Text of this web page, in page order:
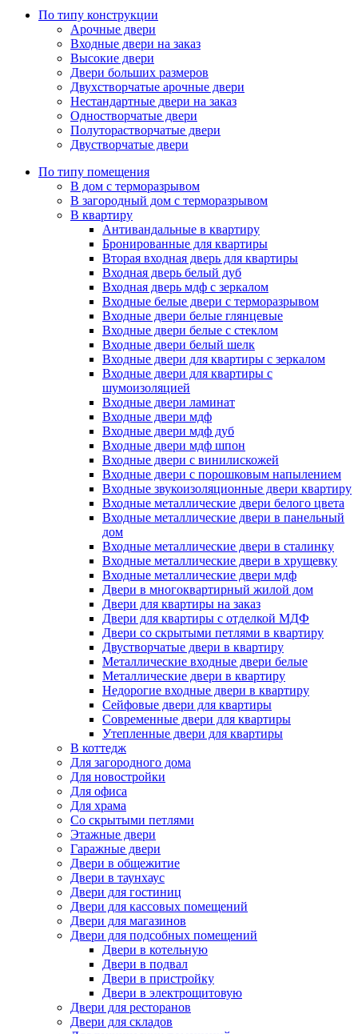
По типу конструкции
Арочные двери
Входные двери на заказ
Высокие двери
Двери больших размеров
Двухстворчатые арочные двери
Нестандартные двери на заказ
Одностворчатые двери
Полуторастворчатые двери
Двустворчатые двери
По типу помещения
В дом с терморазрывом
В загородный дом с терморазрывом
В квартиру
Антивандальные в квартиру
Бронированные для квартиры
Вторая входная дверь для квартиры
Входная дверь белый дуб
Входная дверь мдф с зеркалом
Входные белые двери с терморазрывом
Входные двери белые глянцевые
Входные двери белые с стеклом
Входные двери белый шелк
Входные двери для квартиры с зеркалом
Входные двери для квартиры с
шумоизоляцией
Входные двери ламинат
Входные двери мдф
Входные двери мдф дуб
Входные двери мдф шпон
Входные двери с винилискожей
Входные двери с порошковым напылением
Входные звукоизоляционные двери квартиру
Входные металлические двери белого цвета
Входные металлические двери в панельный
дом
Входные металлические двери в сталинку
Входные металлические двери в хрущевку
Входные металлические двери мдф
Двери в многоквартирный жилой дом
Двери для квартиры на заказ
Двери для квартиры с отделкой МДФ
Двери со скрытыми петлями в квартиру
Двустворчатые двери в квартиру
Металлические входные двери белые
Металлические двери в квартиру
Недорогие входные двери в квартиру
Сейфовые двери для квартиры
Современные двери для квартиры
Утепленные двери для квартиры
В коттедж
Для загородного дома
Для новостройки
Для офиса
Для храма
Со скрытыми петлями
Этажные двери
Гаражные двери
Двери в общежитие
Двери в таунхаус
Двери для гостиниц
Двери для кассовых помещений
Двери для магазинов
Двери для подсобных помещений
Двери в котельную
Двери в подвал
Двери в пристройку
Двери в электрощитовую
Двери для ресторанов
Двери для складов